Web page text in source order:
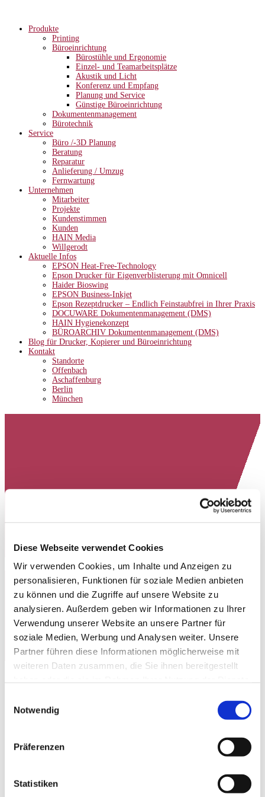
Diese Webseite verwendet Cookies
Wir verwenden Cookies, um Inhalte und Anzeigen zu
personalisieren, Funktionen für soziale Medien anbieten
zu können und die Zugriffe auf unsere Website zu
analysieren. Außerdem geben wir Informationen zu Ihrer
Verwendung unserer Website an unsere Partner für
soziale Medien, Werbung und Analysen weiter. Unsere
Partner führen diese Informationen möglicherweise mit
weiteren Daten zusammen, die Sie ihnen bereitgestellt
Notwendig
Präferenzen
Statistiken
Produkte
Printing
Büroeinrichtung
Bürostühle und Ergonomie
Einzel- und Teamarbeitsplätze
Akustik und Licht
Konferenz und Empfang
Planung und Service
Günstige Büroeinrichtung
Dokumentenmanagement
Bürotechnik
Service
Büro /-3D Planung
Beratung
Reparatur
Anlieferung / Umzug
Fernwartung
Unternehmen
Mitarbeiter
Projekte
Kundenstimmen
Kunden
HAIN Media
Willgerodt
Aktuelle Infos
EPSON Heat-Free-Technology
Epson Drucker für Eigenverblisterung mit Omnicell
Haider Bioswing
EPSON Business-Inkjet
Epson Rezeptdrucker – Endlich Feinstaubfrei in Ihrer Praxis
DOCUWARE Dokumentenmanagement (DMS)
HAIN Hygienekonzept
BÜROARCHIV Dokumentenmanagement (DMS)
Blog für Drucker, Kopierer und Büroeinrichtung
Kontakt
Standorte
Offenbach
Aschaffenburg
Berlin
München
ITALIENISCHES GENERALKONSULAT
ALLE PROJEKTE UND KUNDENSTIMMEN
die HAIN Büro- und Computertechnik GmbH bietet zeitgemäße
und effektive Dienstleistung, wie sie heute benötigt wird. Sie
die Bereiche Bürotechnik und Belieferung des Gesamten
Büromaterials.